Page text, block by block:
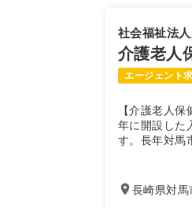
社会福祉法
介護老人
エージェント
【介護老人
年に開設した
す。長年対馬
が特徴です。
ます。
長崎県対